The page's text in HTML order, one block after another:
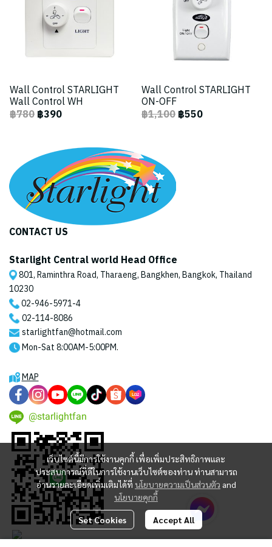
Wall Control STARLIGHT
Wall Control WH
฿780฿390
Wall Control STARLIGHT
ON-OFF
฿1,100฿550
เว็บไซต์นี้มีการใช้งานคุกกี้ เพื่อเพิ่มประสิทธิภาพและ
ประสบการณ์ที่ดีในการใช้งานเว็บไซต์ของท่าน ท่านสามารถ
อ่านรายละเอียดเพิ่มเติมได้ที่ นโยบายความเป็นส่วนตัว and
นโยบายคุกกี้
Set Cookies Accept All
CONTACT US
Starlight Central world Head Office
801, Raminthra Road, Tharaeng, Bangkhen, Bangkok, Thailand
10230
02-946-5971-4
02-114-8086
starlightfan@hotmail.com
Mon-Sat 8:00AM-5:00PM.
MAP
@starlightfan